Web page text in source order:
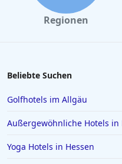
Regionen
Beliebte Suchen
Golfhotels im Allgäu
Außergewöhnliche Hotels in
Yoga Hotels in Hessen